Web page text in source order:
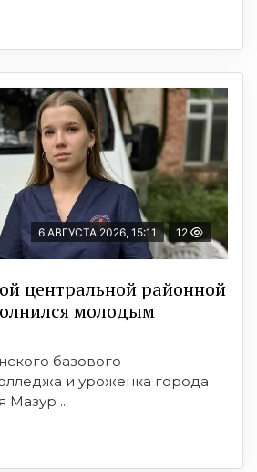
6 АВГУСТА 2026, 15:11 12
центральной районной
молодым
базового
и уроженка города
Мазур ...